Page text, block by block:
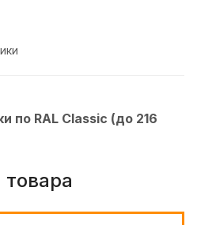
по RAL Classic (до 216